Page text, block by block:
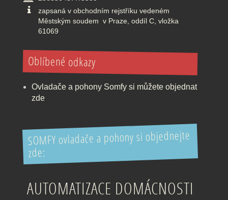
zapsaná v obchodním rejstříku vedeném
Městským soudem v Praze, oddíl C, vložka
61069
Oblíbené odkazy
Ovladače a pohony Somfy si můžete objednat
zde
SOMFY ovladače a pohony si objednejte
zde:
AUTOMATIZACE DOMÁCNOSTI